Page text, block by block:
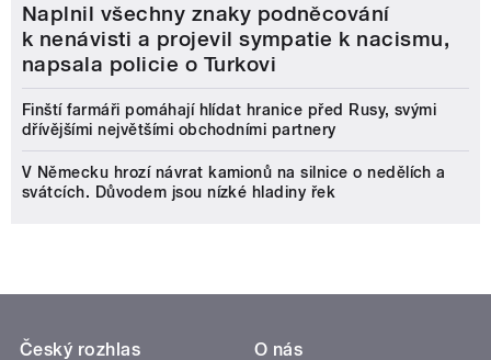
Naplnil všechny znaky podněcování
k nenávisti a projevil sympatie k nacismu,
napsala policie o Turkovi
Finští farmáři pomáhají hlídat hranice před Rusy, svými
dřívějšími největšími obchodními partnery
V Německu hrozí návrat kamionů na silnice o nedělích a
svátcích. Důvodem jsou nízké hladiny řek
Český rozhlas
O nás